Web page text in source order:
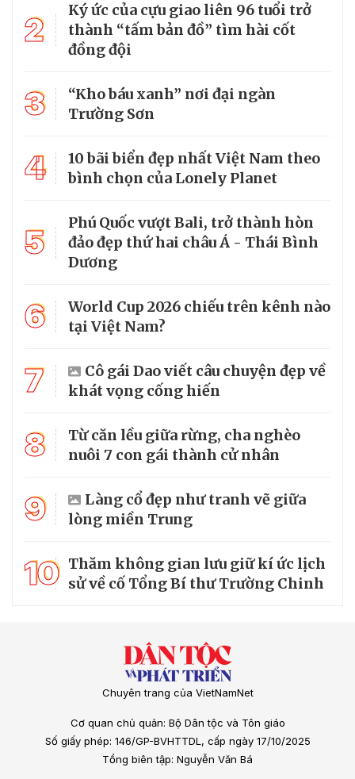
2
Ký ức của cựu giao liên 96 tuổi trở
thành “tấm bản đồ” tìm hài cốt
đồng đội
3
“Kho báu xanh” nơi đại ngàn
Trường Sơn
4
10 bãi biển đẹp nhất Việt Nam theo
bình chọn của Lonely Planet
5
Phú Quốc vượt Bali, trở thành hòn
đảo đẹp thứ hai châu Á - Thái Bình
Dương
6
World Cup 2026 chiếu trên kênh nào
tại Việt Nam?
7
Cô gái Dao viết câu chuyện đẹp về
khát vọng cống hiến
8
Từ căn lều giữa rừng, cha nghèo
nuôi 7 con gái thành cử nhân
9
Làng cổ đẹp như tranh vẽ giữa
lòng miền Trung
10 Thăm không gian lưu giữ kí ức lịch
sử về cố Tổng Bí thư Trường Chinh
Chuyên trang của VietNamNet
Cơ quan chủ quản: Bộ Dân tộc và Tôn giáo
Số giấy phép: 146/GP-BVHTTDL, cấp ngày 17/10/2025
Tổng biên tập: Nguyễn Văn Bá